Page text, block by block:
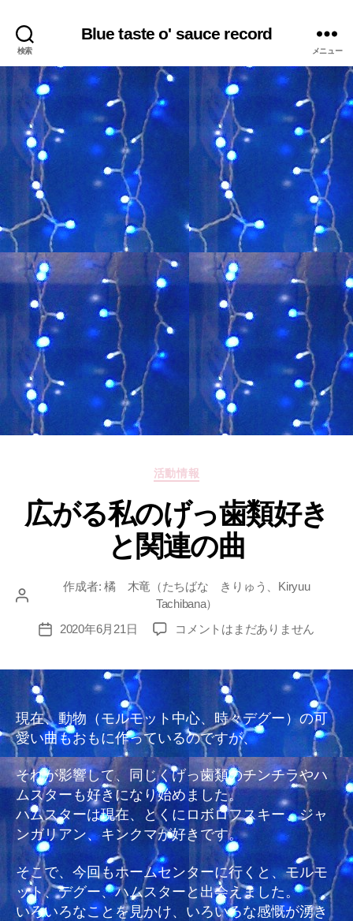
検索
Blue taste o' sauce record
メニュー
カ
ゴ
リ
ー
活動情報
広がる私のげっ歯類好き
と関連の曲
投
作成者:橘 木竜（たちばな きりゅう、Kiryuu
Tachibana）
投
2020年6月21日
広
げ
っ
歯
類
好
き
と
関
の
曲
コメントはまだありません
現在、動物（モルモット中心、時々デグー）の可
愛い曲もおもに作っているのですが、
それが影響して、同じくげっ歯類のチンチラやハ
ムスターも好きになり始めました。
ハムスターは現在、とくにロボロフスキー、ジャ
ンガリアン、キンクマが好きです。
そこで、今回もホームセンターに行くと、モルモ
ット、デグー、ハムスターと出会えました。
いろいろなことを見かけ、いろいろな感慨が湧き